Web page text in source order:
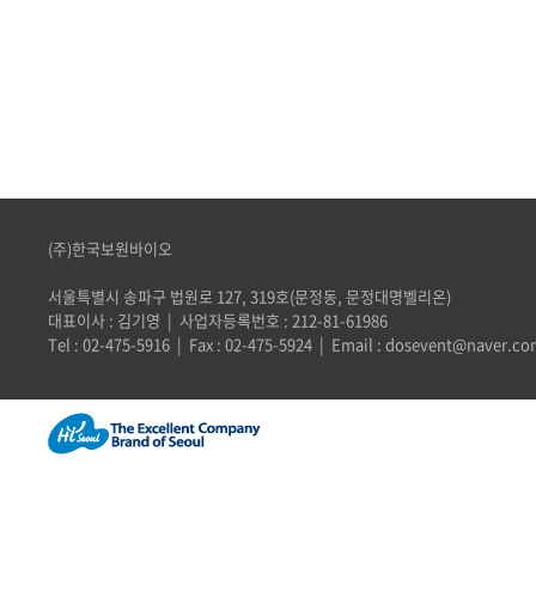
(주)한국보원바이오
서울특별시 송파구 법원로 127, 319호(문정동, 문정대명벨리온)
대표이사 : 김기영 | 사업자등록번호 : 212-81-61986
Tel : 02-475-5916 | Fax : 02-475-5924 | Email :